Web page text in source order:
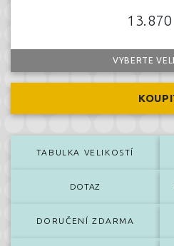
VYBERTE
TABULKA VELIKOSTÍ
DOTAZ
DORUČENÍ ZDARMA